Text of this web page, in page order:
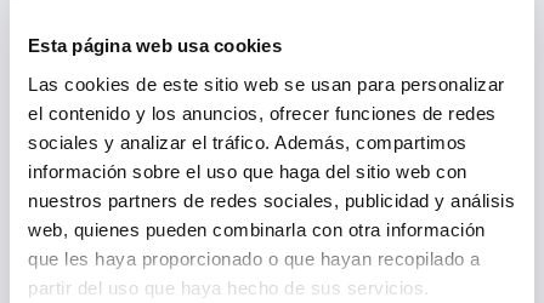
Esta página web usa cookies
Las cookies de este sitio web se usan para personalizar
el contenido y los anuncios, ofrecer funciones de redes
sociales y analizar el tráfico. Además, compartimos
información sobre el uso que haga del sitio web con
nuestros partners de redes sociales, publicidad y análisis
web, quienes pueden combinarla con otra información
que les haya proporcionado o que hayan recopilado a
partir del uso que haya hecho de sus servicios.
Präsentation ihrer Inhalte
ausschlieβliches Eigentum von
SIDENOR sind.
Sämtliche Inhalte der Website, wie
zum Beispiel Texte, Fotografien,
Grafiken, Bilder, Symbole, Technik,
Software, Links, Domains, Marken,
sonstige Audio- oder audiovisuelle
Inhalte, sowie Grafikdesign und